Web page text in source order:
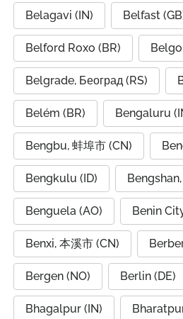
Belagavi (IN) Belfast
Belford Roxo (BR)
Belgrade, Београд (RS)
Belém (BR) Bengaluru
Bengbu, 蚌埠市 (CN)
Bengkulu (ID)
Benguela (AO) Benin
Benxi, 本溪市 (CN)
Bergen (NO) Berlin (DE)
Bhagalpur (IN)